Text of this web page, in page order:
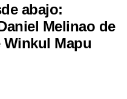
abajo:
Melinao de
Mapu